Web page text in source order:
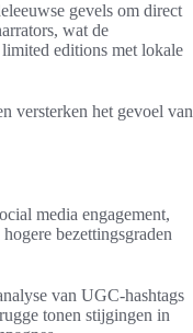
gevels om direct
wat de
editions met lokale
versterken het gevoel van
media engagement,
bezettingsgraden
van UGC-hashtags
tonen stijgingen in